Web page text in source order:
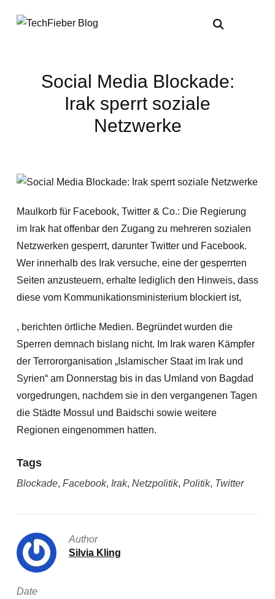
Social Media Blockade:
Irak sperrt soziale
Netzwerke
Maulkorb für Facebook, Twitter & Co.: Die Regierung
im Irak hat offenbar den Zugang zu mehreren sozialen
Netzwerken gesperrt, darunter Twitter und Facebook.
Wer innerhalb des Irak versuche, eine der gesperrten
Seiten anzusteuern, erhalte lediglich den Hinweis, dass
diese vom Kommunikationsministerium blockiert ist,
, berichten örtliche Medien. Begründet wurden die
Sperren demnach bislang nicht. Im Irak waren Kämpfer
der Terrororganisation „Islamischer Staat im Irak und
Syrien“ am Donnerstag bis in das Umland von Bagdad
vorgedrungen, nachdem sie in den vergangenen Tagen
die Städte Mossul und Baidschi sowie weitere
Regionen eingenommen hatten.
Tags
Blockade, Facebook, Irak, Netzpolitik, Politik, Twitter
Author
Silvia Kling
Date